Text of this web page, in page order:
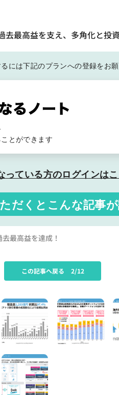
最高益を支え、多角化と投
には下記のプランへの登録をお
とができます
っている方のログインは
だくと こんな記事
最高益を達成！
この記事へ戻る 2/12